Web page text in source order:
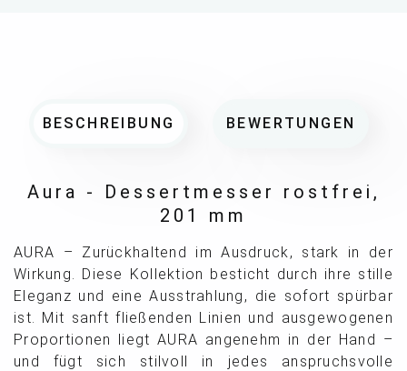
BESCHREIBUNG BEWERTUNGEN
Aura - Dessertmesser rostfrei,
201 mm
AURA – Zurückhaltend im Ausdruck, stark in der
Wirkung. Diese Kollektion besticht durch ihre stille
Eleganz und eine Ausstrahlung, die sofort spürbar
ist. Mit sanft fließenden Linien und ausgewogenen
Proportionen liegt AURA angenehm in der Hand –
und fügt sich stilvoll in jedes anspruchsvolle